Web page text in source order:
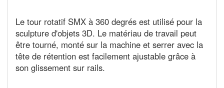
Le tour rotatif SMX à 360 degrés est utilisé pour la
sculpture d'objets 3D. Le matériau de travail peut
être tourné, monté sur la machine et serrer avec la
tête de rétention est facilement ajustable grâce à
son glissement sur rails.